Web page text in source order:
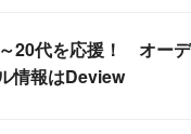
20代を応援！ オーデ
情報はDeview